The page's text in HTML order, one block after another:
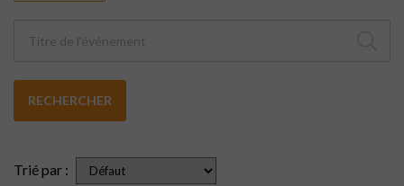
RECHERCHER
Trié par :